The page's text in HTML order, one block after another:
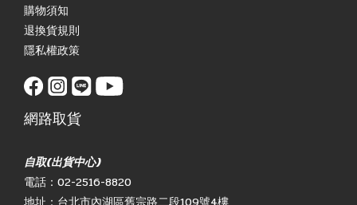
購物須知
退換貨規則
隱私權政策
網路取貨
自取(出貨中心)
電話：02-2516-8820